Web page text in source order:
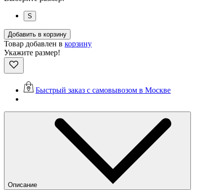
S
Добавить в корзину
Товар добавлен в корзину
Укажите размер!
Быстрый заказ с самовывозом в Москве
Описание